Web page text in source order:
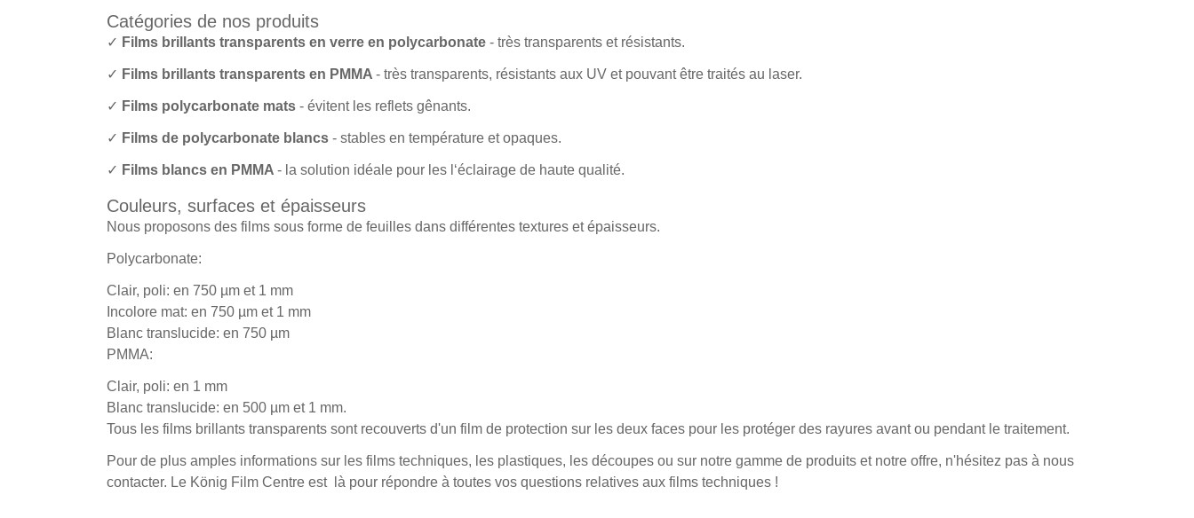
Catégories de nos produits
✓ Films brillants transparents en verre en polycarbonate - très transparents et résistants.
✓ Films brillants transparents en PMMA - très transparents, résistants aux UV et pouvant être traités au laser.
✓ Films polycarbonate mats - évitent les reflets gênants.
✓ Films de polycarbonate blancs - stables en température et opaques.
✓ Films blancs en PMMA - la solution idéale pour les l‘éclairage de haute qualité.
Couleurs, surfaces et épaisseurs
Nous proposons des films sous forme de feuilles dans différentes textures et épaisseurs.
Polycarbonate:
Clair, poli: en 750 µm et 1 mm
Incolore mat: en 750 µm et 1 mm
Blanc translucide: en 750 µm
PMMA:
Clair, poli: en 1 mm
Blanc translucide: en 500 µm et 1 mm.
Tous les films brillants transparents sont recouverts d'un film de protection sur les deux faces pour les protéger des rayures avant ou pendant le traitement.
Pour de plus amples informations sur les films techniques, les plastiques, les découpes ou sur notre gamme de produits et notre offre, n'hésitez pas à nous
contacter. Le König Film Centre est là pour répondre à toutes vos questions relatives aux films techniques !